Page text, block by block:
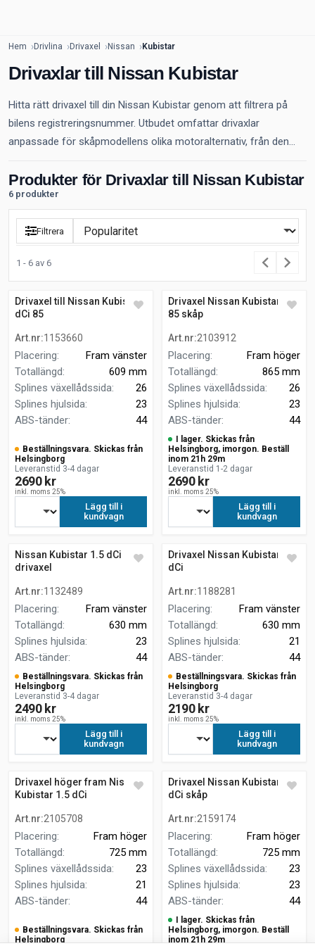
Hem Drivlina Drivaxel Nissan Kubistar
Drivaxlar till Nissan Kubistar
Hitta rätt drivaxel till din Nissan Kubistar genom att filtrera på
bilens registreringsnummer. Utbudet omfattar drivaxlar
anpassade för skåpmodellens olika motoralternativ, från den...
Produkter för Drivaxlar till Nissan Kubistar
6 produkter
Filtrera
1 - 6 av 6
Drivaxel till Nissan Kubistar
dCi 85
Art.nr:1153660
Placering:
Fram vänster
Totallängd:
609 mm
Splines växellådssida:
26
Splines hjulsida:
23
ABS-tänder: 44
Beställningsvara. Skickas från
Helsingborg
Leveranstid 3-4 dagar
2690 kr
inkl. moms 25%
Lägg till i
kundvagn
Drivaxel Nissan Kubistar dCi
85 skåp
Art.nr:2103912
Placering:
Fram höger
Totallängd:
865 mm
Splines växellådssida:
26
Splines hjulsida:
23
ABS-tänder: 44
I lager. Skickas från
Helsingborg, imorgon. Beställ
inom 21h 29m
Leveranstid 1-2 dagar
2690 kr
inkl. moms 25%
Lägg till i
kundvagn
Nissan Kubistar 1.5 dCi
drivaxel
Art.nr:1132489
Placering:
Fram vänster
Totallängd:
630 mm
Splines hjulsida:
23
ABS-tänder: 44
Beställningsvara. Skickas från
Helsingborg
Leveranstid 3-4 dagar
2490 kr
inkl. moms 25%
Lägg till i
kundvagn
Drivaxel Nissan Kubistar 1.5
dCi
Art.nr:1188281
Placering:
Fram vänster
Totallängd:
630 mm
Splines hjulsida:
21
ABS-tänder: 44
Beställningsvara. Skickas från
Helsingborg
Leveranstid 3-4 dagar
2190 kr
inkl. moms 25%
Lägg till i
kundvagn
Drivaxel höger fram Nissan
Kubistar 1.5 dCi
Art.nr:2105708
Placering:
Fram höger
Totallängd:
725 mm
Splines växellådssida:
23
Splines hjulsida:
21
ABS-tänder: 44
Beställningsvara. Skickas från
Helsingborg
Drivaxel Nissan Kubistar 1.5
dCi skåp
Art.nr:2159174
Placering:
Fram höger
Totallängd:
725 mm
Splines växellådssida:
23
Splines hjulsida:
23
ABS-tänder: 44
I lager. Skickas från
Helsingborg, imorgon. Beställ
inom 21h 29m